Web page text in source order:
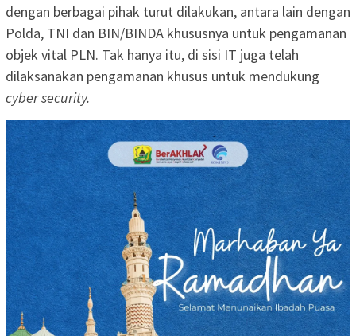
dengan berbagai pihak turut dilakukan, antara lain dengan
Polda, TNI dan BIN/BINDA khususnya untuk pengamanan
objek vital PLN. Tak hanya itu, di sisi IT juga telah
dilaksanakan pengamanan khusus untuk mendukung
cyber security.